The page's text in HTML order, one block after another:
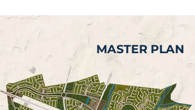
MASTER PLAN